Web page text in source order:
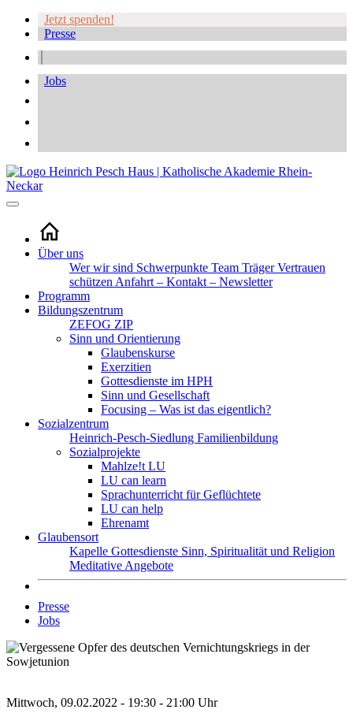
Jetzt spenden!
Presse
Jobs
Über uns
Wer wir sind Schwerpunkte Team TrägerVertrauen
schützen Anfahrt – Kontakt – Newsletter
Programm
Bildungszentrum
ZEFOG ZIP
Sinn und Orientierung
Glaubenskurse
Exerzitien
Gottesdienste im HPH
Sinn und Gesellschaft
Focusing – Was ist das eigentlich?
Sozialzentrum
Heinrich-Pesch-Siedlung Familienbildung
Sozialprojekte
Mahlze!t LU
LU can learn
Sprachunterricht für Geflüchtete
LU can help
Ehrenamt
Glaubensort
Kapelle Gottesdienste Sinn, Spiritualität und Religion
Meditative Angebote
Presse
Jobs
Mittwoch, 09.02.2022 - 19:30 - 21:00 Uhr